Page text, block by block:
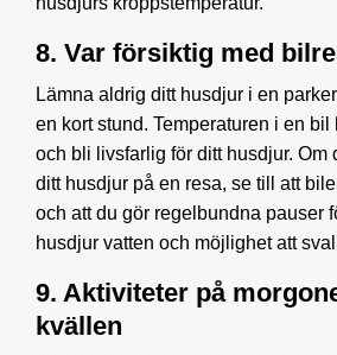
8. Var försiktig med
Lämna aldrig ditt husdjur i en
en kort stund. Temperaturen i en
och bli livsfarlig för ditt husdjur. Om
ditt husdjur på en resa, se till att
och att du gör regelbundna pauser
husdjur vatten och möjlighet att
9. Aktiviteter på
kvällen